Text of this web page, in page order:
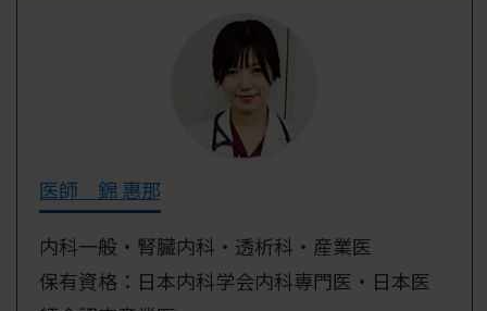
医師 錦 惠那
内科一般・腎臓内科・透析科・産業医
保有資格：日本内科学会内科専門医・日本医